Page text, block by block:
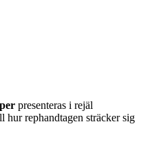
presenteras i rejäl
hur rephandtagen sträcker sig